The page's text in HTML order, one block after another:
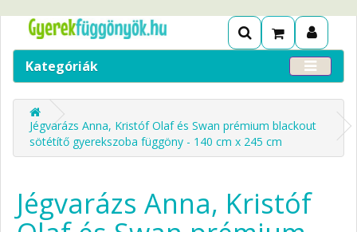
Kategóriák
Jégvarázs Anna, Kristóf Olaf és Swan prémium blackout
sötétítő gyerekszoba függöny - 140 cm x 245 cm
Jégvarázs Anna, Kristóf